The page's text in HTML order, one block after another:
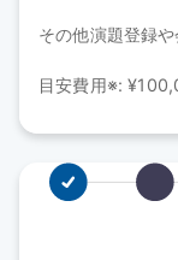
その他演題登録
目安費用※: